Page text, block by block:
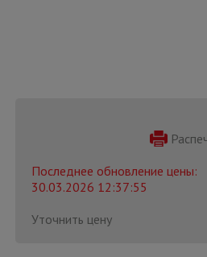
Последнее обновление цены:
30.03.2026 12:37:55
Уточнить цену